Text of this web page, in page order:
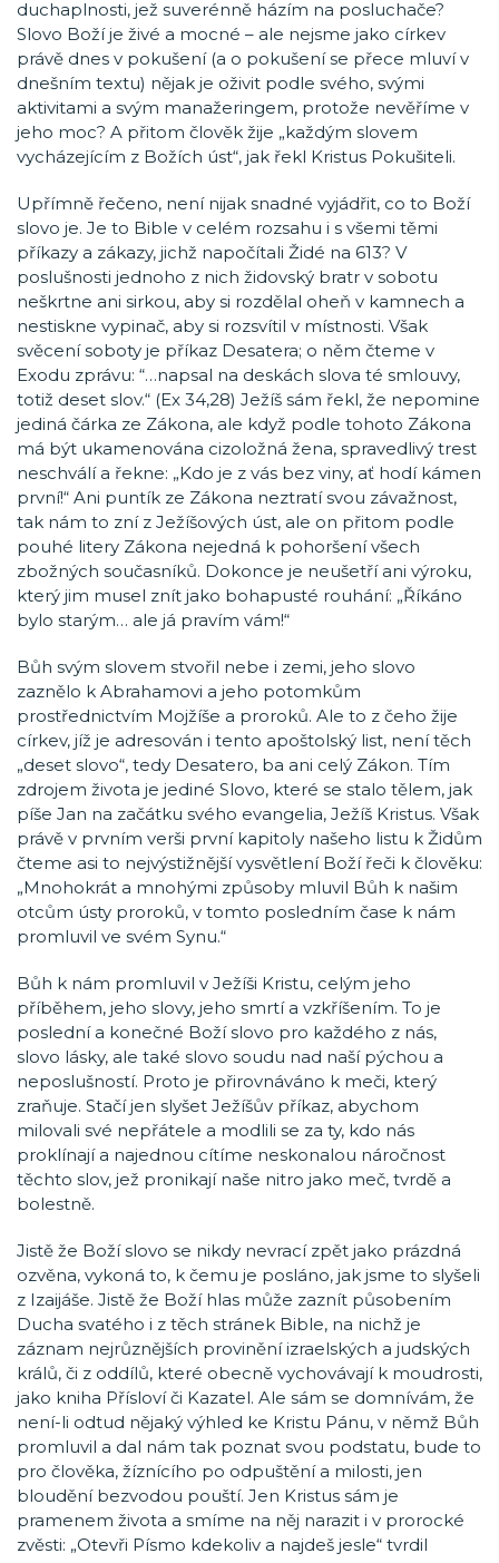
duchaplnosti, jež suverénně házím na posluchače?
Slovo Boží je živé a mocné – ale nejsme jako církev
právě dnes v pokušení (a o pokušení se přece mluví v
dnešním textu) nějak je oživit podle svého, svými
aktivitami a svým manažeringem, protože nevěříme v
jeho moc? A přitom člověk žije „každým slovem
vycházejícím z Božích úst“, jak řekl Kristus Pokušiteli.
Upřímně řečeno, není nijak snadné vyjádřit, co to Boží
slovo je. Je to Bible v celém rozsahu i s všemi těmi
příkazy a zákazy, jichž napočítali Židé na 613? V
poslušnosti jednoho z nich židovský bratr v sobotu
neškrtne ani sirkou, aby si rozdělal oheň v kamnech a
nestiskne vypinač, aby si rozsvítil v místnosti. Však
svěcení soboty je příkaz Desatera; o něm čteme v
Exodu zprávu: “…napsal na deskách slova té smlouvy,
totiž deset slov.“ (Ex 34,28) Ježíš sám řekl, že nepomine
jediná čárka ze Zákona, ale když podle tohoto Zákona
má být ukamenována cizoložná žena, spravedlivý trest
neschválí a řekne: „Kdo je z vás bez viny, ať hodí kámen
první!“ Ani puntík ze Zákona neztratí svou závažnost,
tak nám to zní z Ježíšových úst, ale on přitom podle
pouhé litery Zákona nejedná k pohoršení všech
zbožných současníků. Dokonce je neušetří ani výroku,
který jim musel znít jako bohapusté rouhání: „Říkáno
bylo starým… ale já pravím vám!“
Bůh svým slovem stvořil nebe i zemi, jeho slovo
zaznělo k Abrahamovi a jeho potomkům
prostřednictvím Mojžíše a proroků. Ale to z čeho žije
církev, jíž je adresován i tento apoštolský list, není těch
„deset slovo“, tedy Desatero, ba ani celý Zákon. Tím
zdrojem života je jediné Slovo, které se stalo tělem, jak
píše Jan na začátku svého evangelia, Ježíš Kristus. Však
právě v prvním verši první kapitoly našeho listu k Židům
čteme asi to nejvýstižnější vysvětlení Boží řeči k člověku:
„Mnohokrát a mnohými způsoby mluvil Bůh k našim
otcům ústy proroků, v tomto posledním čase k nám
promluvil ve svém Synu.“
Bůh k nám promluvil v Ježíši Kristu, celým jeho
příběhem, jeho slovy, jeho smrtí a vzkříšením. To je
poslední a konečné Boží slovo pro každého z nás,
slovo lásky, ale také slovo soudu nad naší pýchou a
neposlušností. Proto je přirovnáváno k meči, který
zraňuje. Stačí jen slyšet Ježíšův příkaz, abychom
milovali své nepřátele a modlili se za ty, kdo nás
proklínají a najednou cítíme neskonalou náročnost
těchto slov, jež pronikají naše nitro jako meč, tvrdě a
bolestně.
Jistě že Boží slovo se nikdy nevrací zpět jako prázdná
ozvěna, vykoná to, k čemu je posláno, jak jsme to slyšeli
z Izaijáše. Jistě že Boží hlas může zaznít působením
Ducha svatého i z těch stránek Bible, na nichž je
záznam nejrůznějších provinění izraelských a judských
králů, či z oddílů, které obecně vychovávají k moudrosti,
jako kniha Přísloví či Kazatel. Ale sám se domnívám, že
není-li odtud nějaký výhled ke Kristu Pánu, v němž Bůh
promluvil a dal nám tak poznat svou podstatu, bude to
pro člověka, žíznícího po odpuštění a milosti, jen
bloudění bezvodou pouští. Jen Kristus sám je
pramenem života a smíme na něj narazit i v prorocké
zvěsti: „Otevři Písmo kdekoliv a najdeš jesle“ tvrdil